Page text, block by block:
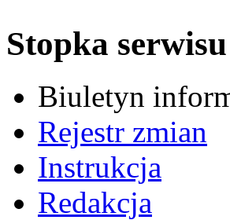
Stopka serwisu
Biuletyn
Rejestr zmian
Instrukcja
Redakcja